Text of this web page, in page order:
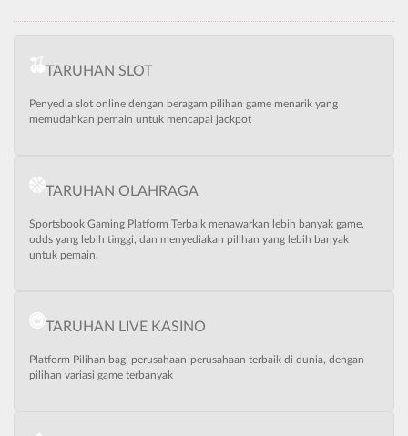
TARUHAN SLOT
Penyedia slot online dengan beragam pilihan game menarik yang
memudahkan pemain untuk mencapai jackpot
TARUHAN OLAHRAGA
Sportsbook Gaming Platform Terbaik menawarkan lebih banyak game,
odds yang lebih tinggi, dan menyediakan pilihan yang lebih banyak
untuk pemain.
TARUHAN LIVE KASINO
Platform Pilihan bagi perusahaan-perusahaan terbaik di dunia, dengan
pilihan variasi game terbanyak